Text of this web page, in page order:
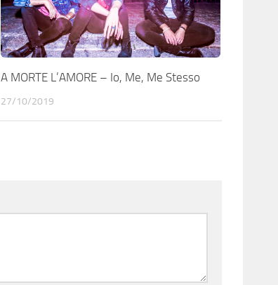
A MORTE L’AMORE – Io, Me, Me Stesso
27/10/2019